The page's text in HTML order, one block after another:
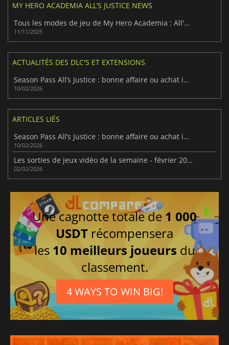
MY HERO ACADEMIA ALL’S JUSTICE NEWS
Tous les modes de jeu de My Hero Academia : All's Justice révélé
11/11/2025
ACTUALITÉS DES DLC'S ET EXTENSIONS
Season Pass All’s Justice : bonne affaire ou achat inutile ?
10/02/2026
ARTICLES LIÉS
Season Pass All’s Justice : bonne affaire ou achat inutile ?
10/02/2026
Les sorties de jeux vidéo de la semaine - février 2026 (semaine 6)
02/02/2026
Une cagnotte totale de 1 000
USDT récompensera
les 10 meilleurs joueurs du
classement.
4 WAYS TO WIN BIG!